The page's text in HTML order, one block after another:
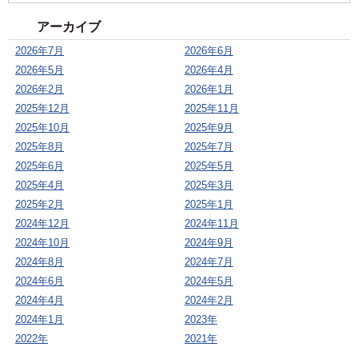
アーカイブ
2026年7月
2026年6月
2026年5月
2026年4月
2026年2月
2026年1月
2025年12月
2025年11月
2025年10月
2025年9月
2025年8月
2025年7月
2025年6月
2025年5月
2025年4月
2025年3月
2025年2月
2025年1月
2024年12月
2024年11月
2024年10月
2024年9月
2024年8月
2024年7月
2024年6月
2024年5月
2024年4月
2024年2月
2024年1月
2023年
2022年
2021年